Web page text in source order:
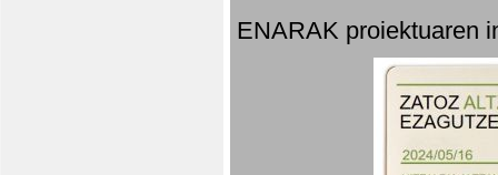
ENARAK proiektuaren